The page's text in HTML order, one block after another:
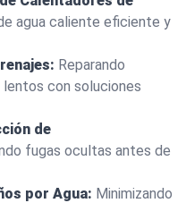
agua caliente eficiente y
Reparando
con soluciones
de
fugas ocultas antes de
por Agua: Minimizando